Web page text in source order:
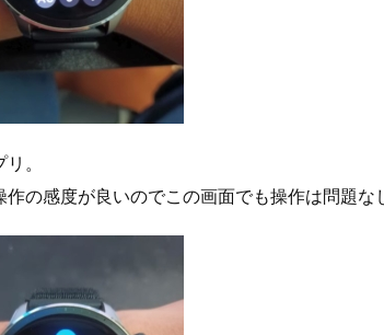
。
作の感度が良いのでこの画面でも操作は問題な